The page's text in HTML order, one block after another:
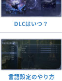
DLCはいつ？
言語設定のやり方